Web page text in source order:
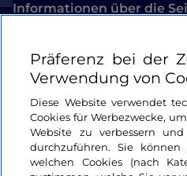
Informationen über die
Nützliche Links
Login
Bleiben wir in Kontakt
Präferenz bei der
Verwendung von
Diese Website verwendet
Cookies für Werbezwecke,
Website zu verbessern
durchzuführen. Sie können
welchen Cookies (nach